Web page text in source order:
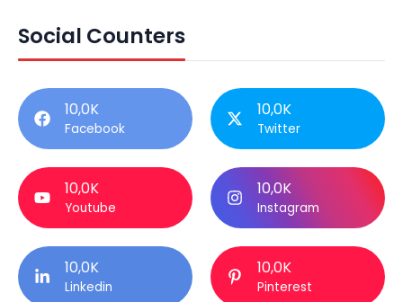
Social Counters
10,0K
Facebook
10,0K
Twitter
10,0K
Youtube
10,0K
Instagram
10,0K
Linkedin
10,0K
Pinterest